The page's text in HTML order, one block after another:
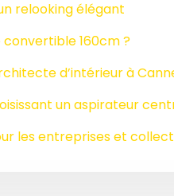
relooking élégant
160cm ?
d’intérieur à
un aspirateur
les entreprises et